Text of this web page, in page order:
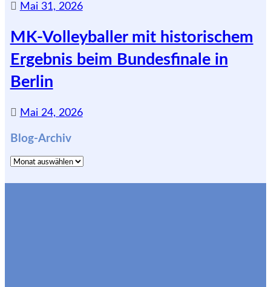
Mai 31, 2026
MK-Volleyballer mit historischem
Ergebnis beim Bundesfinale in
Berlin
Mai 24, 2026
Blog-Archiv
Blog-